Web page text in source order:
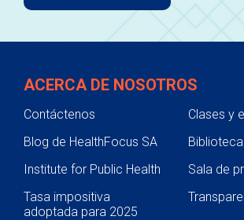
ACERCA DE NOSOTROS
Contáctenos
Clases y
Blog de HealthFocus SA
Institute for Public Health
Sala de
Tasa impositiva
adoptada para 2025